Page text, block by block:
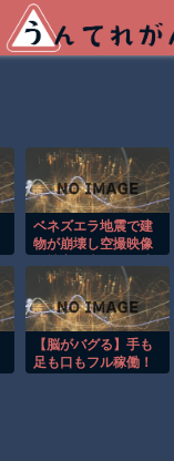
ベネズエラ地震で建
物が崩壊し空撮映像
る。
【脳がバグる】手も
足も口もフル稼働！